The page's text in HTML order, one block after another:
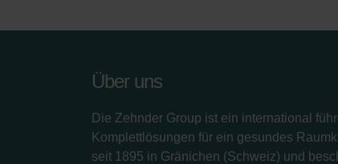
Über uns
Die Zehnder Group ist ein international
Komplettlösungen für ein gesundes
seit 1895 in Gränichen (Schweiz) und